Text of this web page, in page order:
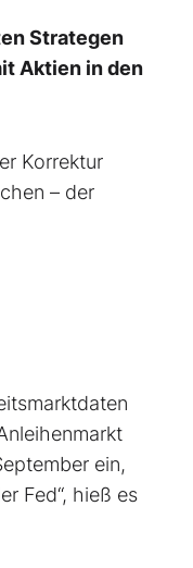
Strategen
Aktien in den
Korrektur
– der
ein,
Fed“, hieß es